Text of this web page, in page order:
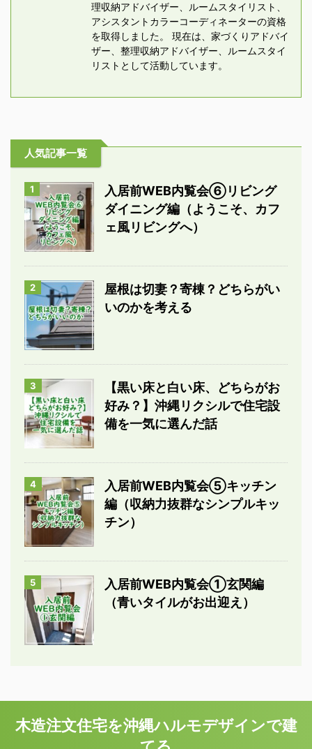
理収納アドバイザー、ルームスタイリスト、
アシスタントカラーコーディネーターの資格
を取得しました。 現在は、家づくりアドバイ
ザー、整理収納アドバイザー、ルームスタイ
リストとして活動しています。
人気記事一覧
1
入居前WEB内覧会⑥リビング
ダイニング編（ようこそ、カフ
ェ風リビングへ）
2
屋根は切妻？寄棟？どちらがい
いのかを考える
3
【黒い床と白い床、どちらがお
好み？】沖縄リクシルで住宅設
備を一気に選んだ話
4
入居前WEB内覧会⑤キッチン
編（収納力抜群なシンプルキッ
チン）
5
入居前WEB内覧会①玄関編
（青いタイルがお出迎え）
木造注文住宅を沖縄ハルモデザインで建